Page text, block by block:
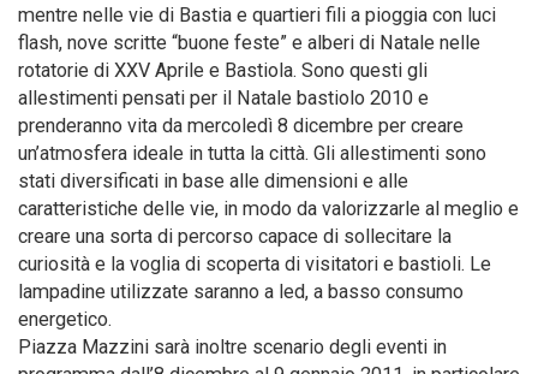
mentre nelle vie di Bastia e quartieri fili a pioggia con luci
flash, nove scritte “buone feste” e alberi di Natale nelle
rotatorie di XXV Aprile e Bastiola. Sono questi gli
allestimenti pensati per il Natale bastiolo 2010 e
prenderanno vita da mercoledì 8 dicembre per creare
un’atmosfera ideale in tutta la città. Gli allestimenti sono
stati diversificati in base alle dimensioni e alle
caratteristiche delle vie, in modo da valorizzarle al meglio e
creare una sorta di percorso capace di sollecitare la
curiosità e la voglia di scoperta di visitatori e bastioli. Le
lampadine utilizzate saranno a led, a basso consumo
energetico.
Piazza Mazzini sarà inoltre scenario degli eventi in